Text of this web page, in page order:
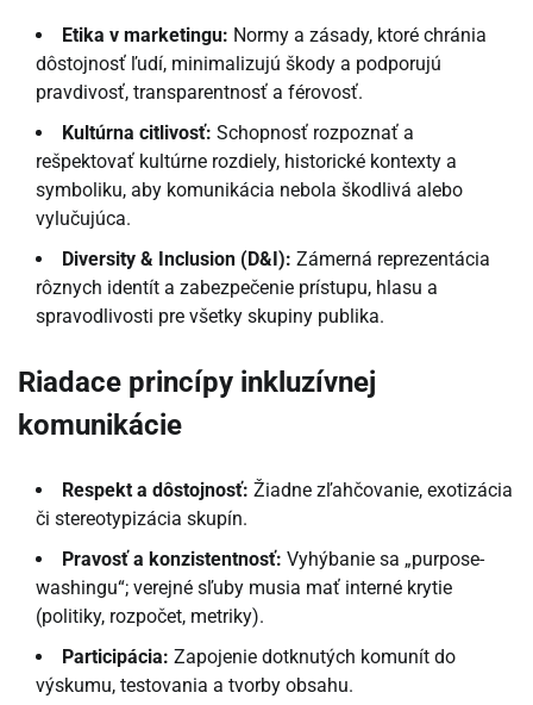
Etika v marketingu: Normy a zásady, ktoré chránia
dôstojnosť ľudí, minimalizujú škody a podporujú
pravdivosť, transparentnosť a férovosť.
Kultúrna citlivosť: Schopnosť rozpoznať a
rešpektovať kultúrne rozdiely, historické kontexty a
symboliku, aby komunikácia nebola škodlivá alebo
vylučujúca.
Diversity & Inclusion (D&I): Zámerná reprezentácia
rôznych identít a zabezpečenie prístupu, hlasu a
spravodlivosti pre všetky skupiny publika.
Riadace princípy inkluzívnej
komunikácie
Respekt a dôstojnosť: Žiadne zľahčovanie, exotizácia
či stereotypizácia skupín.
Pravosť a konzistentnosť: Vyhýbanie sa „purpose-
washingu“; verejné sľuby musia mať interné krytie
(politiky, rozpočet, metriky).
Participácia: Zapojenie dotknutých komunít do
výskumu, testovania a tvorby obsahu.